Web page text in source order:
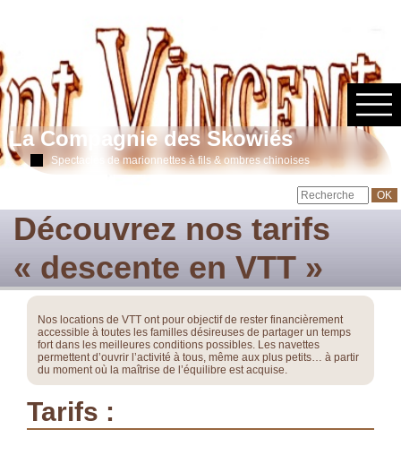
La Compagnie des Skowiés
Spectacles de marionnettes à fils & ombres chinoises
Découvrez nos tarifs
« descente en VTT »
Nos locations de VTT ont pour objectif de rester financièrement
accessible à toutes les familles désireuses de partager un temps
fort dans les meilleures conditions possibles. Les navettes
permettent d’ouvrir l’activité à tous, même aux plus petits… à partir
du moment où la maîtrise de l’équilibre est acquise.
Tarifs :